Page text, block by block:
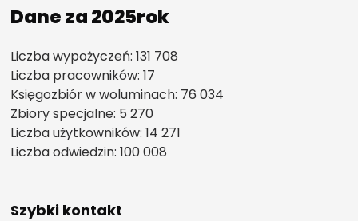
Dane za 2025rok
Liczba wypożyczeń: 131 708
Liczba pracowników: 17
Księgozbiór w woluminach: 76 034
Zbiory specjalne: 5 270
Liczba użytkowników: 14 271
Liczba odwiedzin: 100 008
Szybki kontakt